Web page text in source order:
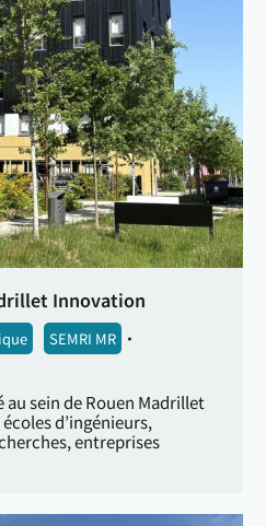
Innovation
SEMRI MR
sein de Rouen Madrillet
d’ingénieurs,
entreprises